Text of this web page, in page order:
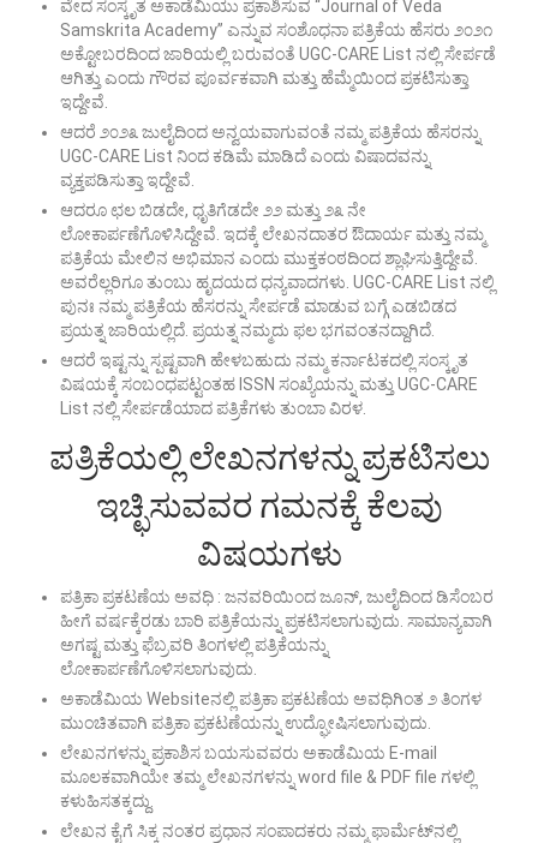
ವೇದ ಸಂಸ್ಕೃತ ಅಕಾಡೆಮಿಯು ಪ್ರಕಾಶಿಸುವ “Journal of Veda
Samskrita Academy” ಎನ್ನುವ ಸಂಶೊಧನಾ ಪತ್ರಿಕೆಯ ಹೆಸರು ೨೦೨೧
ಅಕ್ಟೋಬರದಿಂದ ಜಾರಿಯಲ್ಲಿ ಬರುವಂತೆ UGC-CARE List ನಲ್ಲಿ ಸೇರ್ಪಡೆ
ಆಗಿತ್ತು ಎಂದು ಗೌರವ ಪೂರ್ವಕವಾಗಿ ಮತ್ತು ಹೆಮ್ಮೆಯಿಂದ ಪ್ರಕಟಿಸುತ್ತಾ
ಇದ್ದೇವೆ.
ಆದರೆ ೨೦೨೩ ಜುಲೈದಿಂದ ಅನ್ವಯವಾಗುವಂತೆ ನಮ್ಮ ಪತ್ರಿಕೆಯ ಹೆಸರನ್ನು
UGC-CARE List ನಿಂದ ಕಡಿಮೆ ಮಾಡಿದೆ ಎಂದು ವಿಷಾದವನ್ನು
ವ್ಯಕ್ತಪಡಿಸುತ್ತಾ ಇದ್ದೇವೆ.
ಆದರೂ ಛಲ ಬಿಡದೇ, ಧೃತಿಗೆಡದೇ ೨೨ ಮತ್ತು ೨೩ ನೇ
ಲೋಕಾರ್ಪಣೆಗೊಳಿಸಿದ್ದೇವೆ. ಇದಕ್ಕೆ ಲೇಖನದಾತರ ಔದಾರ್ಯ ಮತ್ತು ನಮ್ಮ
ಪತ್ರಿಕೆಯ ಮೇಲಿನ ಅಭಿಮಾನ ಎಂದು ಮುಕ್ತಕಂಠದಿಂದ ಶ್ಲಾಘಿಸುತ್ತಿದ್ದೇವೆ.
ಅವರೆಲ್ಲರಿಗೂ ತುಂಬು ಹೃದಯದ ಧನ್ಯವಾದಗಳು. UGC-CARE List ನಲ್ಲಿ
ಪುನಃ ನಮ್ಮ ಪತ್ರಿಕೆಯ ಹೆಸರನ್ನು ಸೇರ್ಪಡೆ ಮಾಡುವ ಬಗ್ಗೆ ಎಡಬಿಡದ
ಪ್ರಯತ್ನ ಜಾರಿಯಲ್ಲಿದೆ. ಪ್ರಯತ್ನ ನಮ್ಮದು ಫಲ ಭಗವಂತನದ್ದಾಗಿದೆ.
ಆದರೆ ಇಷ್ಟನ್ನು ಸ್ಪಷ್ಟವಾಗಿ ಹೇಳಬಹುದು ನಮ್ಮ ಕರ್ನಾಟಕದಲ್ಲಿ ಸಂಸ್ಕೃತ
ವಿಷಯಕ್ಕೆ ಸಂಬಂಧಪಟ್ಟಂತಹ ISSN ಸಂಖ್ಯೆಯನ್ನು ಮತ್ತು UGC-CARE
List ನಲ್ಲಿ ಸೇರ್ಪಡೆಯಾದ ಪತ್ರಿಕೆಗಳು ತುಂಬಾ ವಿರಳ.
ಪತ್ರಿಕೆಯಲ್ಲಿ ಲೇಖನಗಳನ್ನು ಪ್ರಕಟಿಸಲು
ಇಚ್ಛಿಸುವವರ ಗಮನಕ್ಕೆ ಕೆಲವು
ವಿಷಯಗಳು
ಪತ್ರಿಕಾ ಪ್ರಕಟಣೆಯ ಅವಧಿ : ಜನವರಿಯಿಂದ ಜೂನ್, ಜುಲೈದಿಂದ ಡಿಸೆಂಬರ
ಹೀಗೆ ವರ್ಷಕ್ಕೆರಡು ಬಾರಿ ಪತ್ರಿಕೆಯನ್ನು ಪ್ರಕಟಿಸಲಾಗುವುದು. ಸಾಮಾನ್ಯವಾಗಿ
ಅಗಷ್ಟ ಮತ್ತು ಫೆಬ್ರವರಿ ತಿಂಗಳಲ್ಲಿ ಪತ್ರಿಕೆಯನ್ನು
ಲೋಕಾರ್ಪಣೆಗೊಳಿಸಲಾಗುವುದು.
ಅಕಾಡೆಮಿಯ Websiteನಲ್ಲಿ ಪತ್ರಿಕಾ ಪ್ರಕಟಣೆಯ ಅವಧಿಗಿಂತ ೨ ತಿಂಗಳ
ಮುಂಚಿತವಾಗಿ ಪತ್ರಿಕಾ ಪ್ರಕಟಣೆಯನ್ನು ಉದ್ಘೋಷಿಸಲಾಗುವುದು.
ಲೇಖನಗಳನ್ನು ಪ್ರಕಾಶಿಸ ಬಯಸುವವರು ಅಕಾಡೆಮಿಯ E-mail
ಮೂಲಕವಾಗಿಯೇ ತಮ್ಮ ಲೇಖನಗಳನ್ನು word file & PDF file ಗಳಲ್ಲಿ
ಕಳುಹಿಸತಕ್ಕದ್ದು.
ಲೇಖನ ಕೈಗೆ ಸಿಕ್ಕ ನಂತರ ಪ್ರಧಾನ ಸಂಪಾದಕರು ನಮ್ಮ ಫಾರ್ಮೆಟ್‌ನಲ್ಲಿ